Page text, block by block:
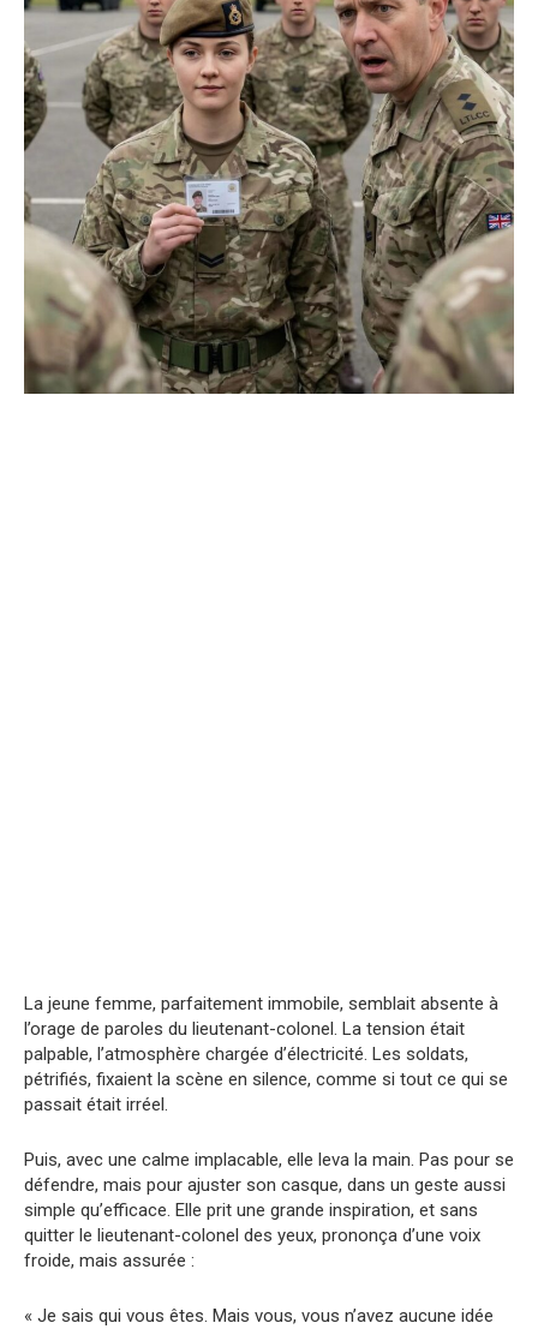
La jeune femme, parfaitement immobile, semblait absente à
l’orage de paroles du lieutenant-colonel. La tension était
palpable, l’atmosphère chargée d’électricité. Les soldats,
pétrifiés, fixaient la scène en silence, comme si tout ce qui se
passait était irréel.
Puis, avec une calme implacable, elle leva la main. Pas pour se
défendre, mais pour ajuster son casque, dans un geste aussi
simple qu’efficace. Elle prit une grande inspiration, et sans
quitter le lieutenant-colonel des yeux, prononça d’une voix
froide, mais assurée :
« Je sais qui vous êtes. Mais vous, vous n’avez aucune idée